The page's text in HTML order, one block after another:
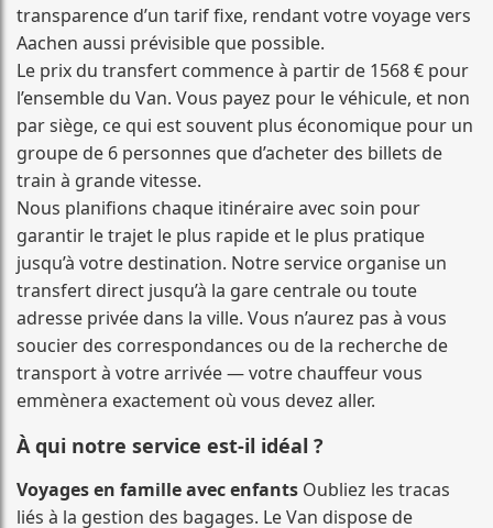
transparence d’un tarif fixe, rendant votre voyage vers
Aachen aussi prévisible que possible.
Le prix du transfert commence à partir de 1568 € pour
l’ensemble du Van. Vous payez pour le véhicule, et non
par siège, ce qui est souvent plus économique pour un
groupe de 6 personnes que d’acheter des billets de
train à grande vitesse.
Nous planifions chaque itinéraire avec soin pour
garantir le trajet le plus rapide et le plus pratique
jusqu’à votre destination. Notre service organise un
transfert direct jusqu’à la gare centrale ou toute
adresse privée dans la ville. Vous n’aurez pas à vous
soucier des correspondances ou de la recherche de
transport à votre arrivée — votre chauffeur vous
emmènera exactement où vous devez aller.
À qui notre service est-il idéal ?
Voyages en famille avec enfants Oubliez les tracas
liés à la gestion des bagages. Le Van dispose de